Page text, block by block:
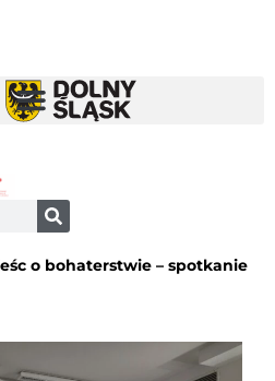
o bohaterstwie – spotkanie